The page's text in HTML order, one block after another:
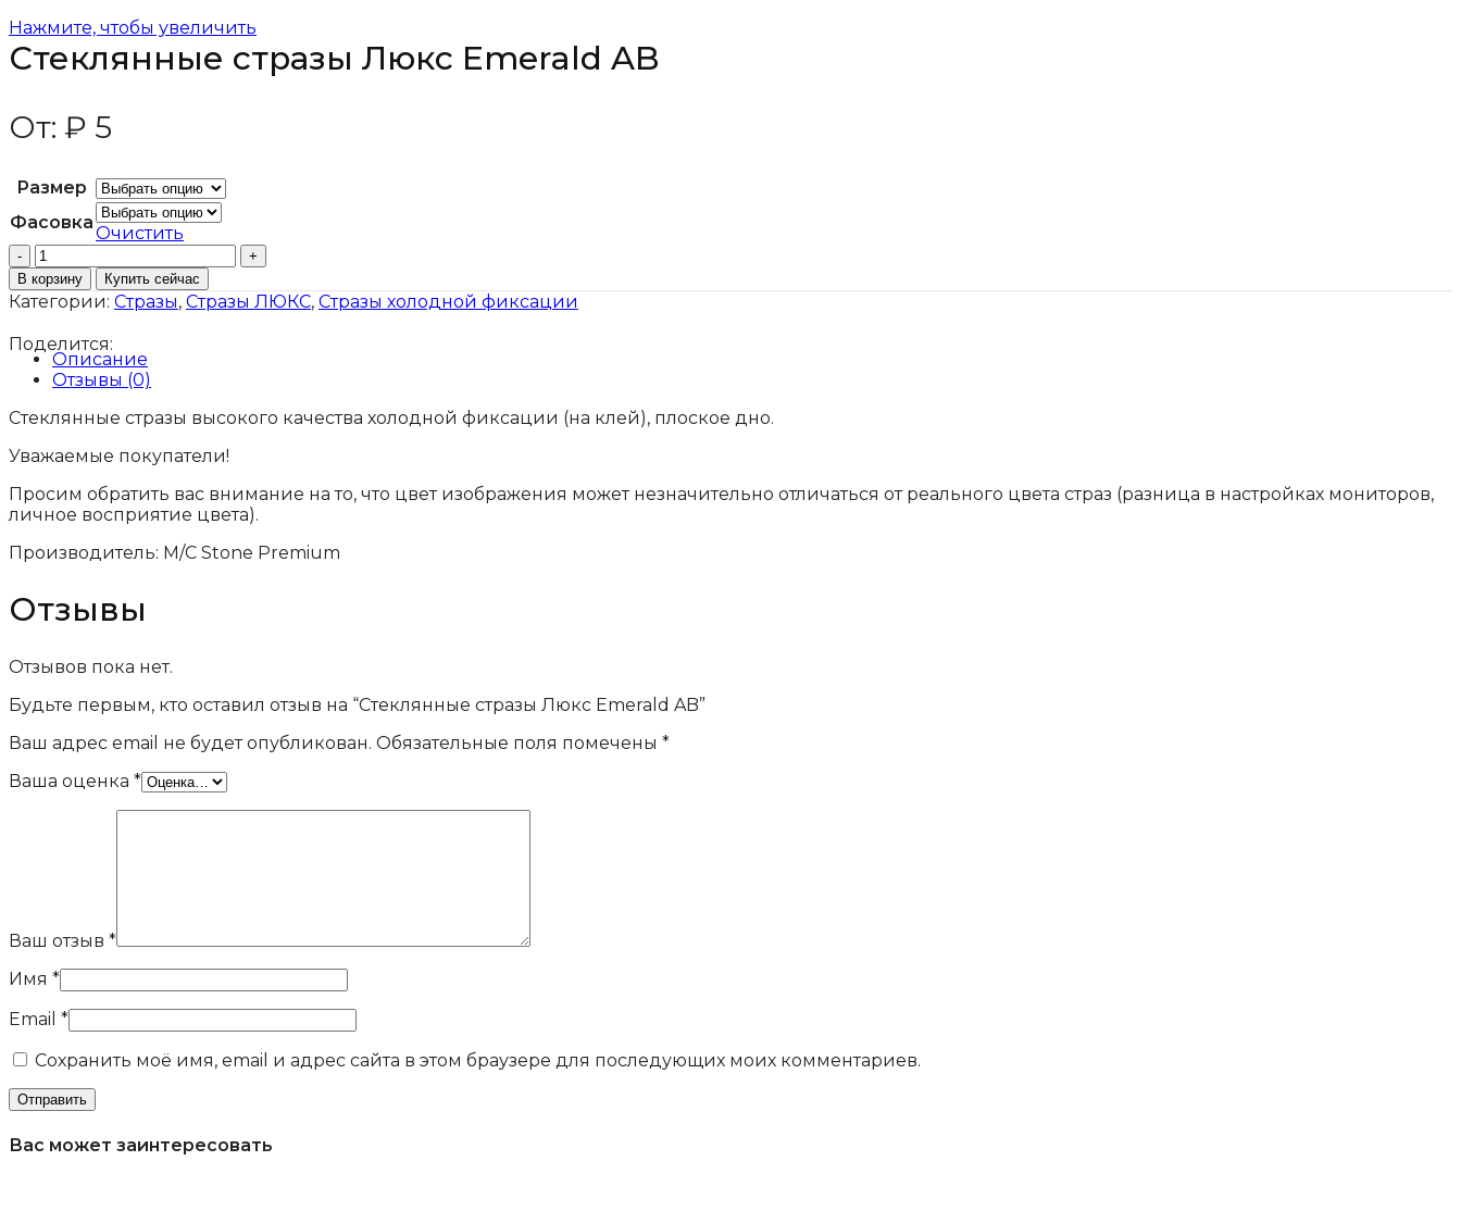
Нажмите, чтобы увеличить
Стеклянные стразы Люкс Emerald AB
От: ₽ 5
Размер
Фасовка
Очистить
Количество
товара
Стеклянные
стразы
Люкс
Emerald
AB
В корзину Купить сейчас
Категории: Стразы, Стразы ЛЮКС, Стразы холодной фиксации
Поделится:
Описание
Отзывы (0)
Стеклянные стразы высокого качества холодной фиксации (на клей), плоское дно.
Уважаемые покупатели!
Просим обратить вас внимание на то, что цвет изображения может незначительно отличаться от реального цвета страз (разница в настройках мониторов,
личное восприятие цвета).
Производитель: M/C Stone Premium
Отзывы
Отзывов пока нет.
Будьте первым, кто оставил отзыв на “Стеклянные стразы Люкс Emerald AB”
Ваш адрес email не будет опубликован. Обязательные поля помечены *
Ваша оценка *
Ваш отзыв *
Имя *
Email *
Сохранить моё имя, email и адрес сайта в этом браузере для последующих моих комментариев.
Вас может заинтересовать